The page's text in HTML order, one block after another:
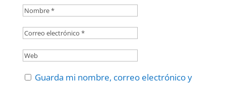
Guarda mi nombre, correo electrónico y